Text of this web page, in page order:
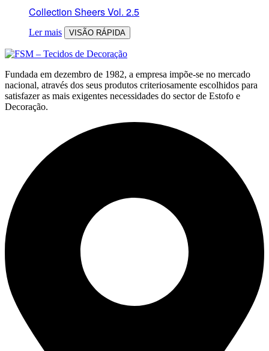
Collection Sheers Vol. 2.5
Ler mais VISÃO RÁPIDA
Fundada em dezembro de 1982, a empresa impõe-se no mercado
nacional, através dos seus produtos criteriosamente escolhidos para
satisfazer as mais exigentes necessidades do sector de Estofo e
Decoração.